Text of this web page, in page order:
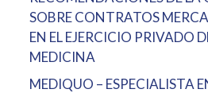
SOBRE CONTRATOS
EN EL EJERCICIO PRIVADO
MEDICINA
MEDIQUO – ESPECIALISTA